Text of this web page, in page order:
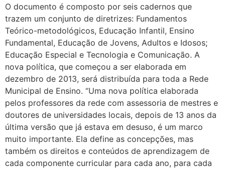
O documento é composto por seis cadernos que
trazem um conjunto de diretrizes: Fundamentos
Teórico-metodológicos, Educação Infantil, Ensino
Fundamental, Educação de Jovens, Adultos e Idosos;
Educação Especial e Tecnologia e Comunicação. A
nova política, que começou a ser elaborada em
dezembro de 2013, será distribuída para toda a Rede
Municipal de Ensino. “Uma nova política elaborada
pelos professores da rede com assessoria de mestres e
doutores de universidades locais, depois de 13 anos da
última versão que já estava em desuso, é um marco
muito importante. Ela define as concepções, mas
também os direitos e conteúdos de aprendizagem de
cada componente curricular para cada ano, para cada